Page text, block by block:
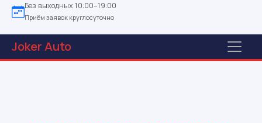
Без выходных 10:00–19:00
Приём заявок круглосуточно
JokerAuto